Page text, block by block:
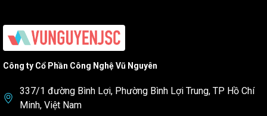
Công ty Cổ Phần Công Nghệ Vũ Nguyên
337/1 đường Bình Lợi, Phường Bình Lợi Trung, TP Hồ Chí
Minh, Việt Nam